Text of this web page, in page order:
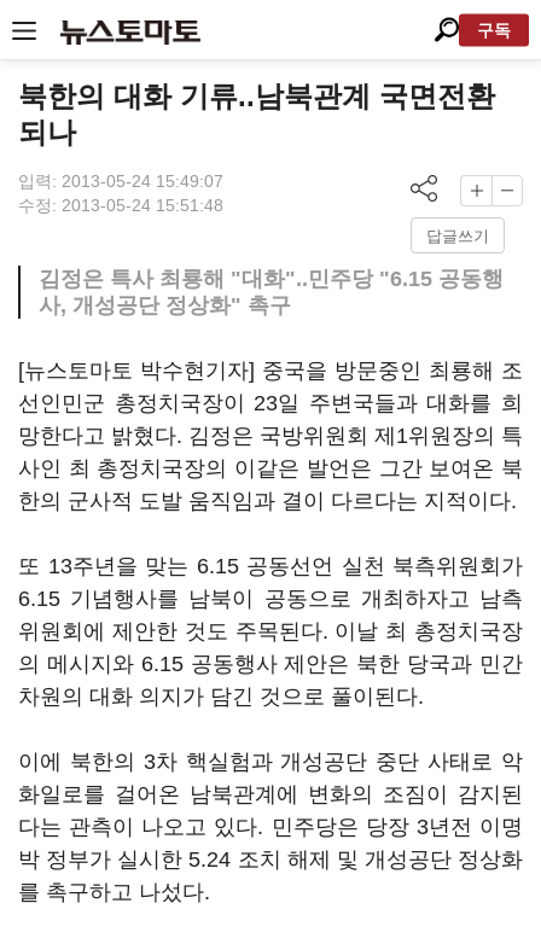
구독
북한의 대화 기류..남북관계 국면전환
되나
입력: 2013-05-24 15:49:07
수정: 2013-05-24 15:51:48
답글쓰기
김정은 특사 최룡해 "대화"..민주당 "6.15 공동행
사, 개성공단 정상화" 촉구
[뉴스토마토 박수현기자] 중국을 방문중인 최룡해 조
선인민군 총정치국장이 23일 주변국들과 대화를 희
망한다고 밝혔다. 김정은 국방위원회 제1위원장의 특
사인 최 총정치국장의 이같은 발언은 그간 보여온 북
한의 군사적 도발 움직임과 결이 다르다는 지적이다.
또 13주년을 맞는 6.15 공동선언 실천 북측위원회가
6.15 기념행사를 남북이 공동으로 개최하자고 남측
위원회에 제안한 것도 주목된다. 이날 최 총정치국장
의 메시지와 6.15 공동행사 제안은 북한 당국과 민간
차원의 대화 의지가 담긴 것으로 풀이된다.
이에 북한의 3차 핵실험과 개성공단 중단 사태로 악
화일로를 걸어온 남북관계에 변화의 조짐이 감지된
다는 관측이 나오고 있다. 민주당은 당장 3년전 이명
박 정부가 실시한 5.24 조치 해제 및 개성공단 정상화
를 촉구하고 나섰다.